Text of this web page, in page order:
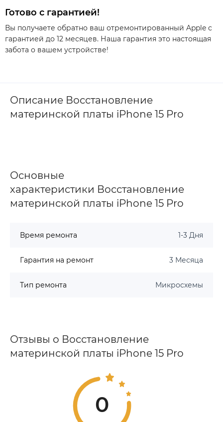
Готово с гарантией!
Вы получаете обратно ваш отремонтированный Apple с
гарантией до 12 месяцев. Наша гарантия это настоящая
забота о вашем устройстве!
Описание Восстановление
материнской платы iPhone 15 Pro
Основные
характеристики Восстановление
материнской платы iPhone 15 Pro
Время ремонта 1-3 Дня
Гарантия на ремонт 3 Месяца
Тип ремонта Микросхемы
Отзывы о Восстановление
материнской платы iPhone 15 Pro
0